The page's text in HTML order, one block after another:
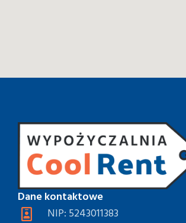
Dane kontaktowe
NIP: 5243011383